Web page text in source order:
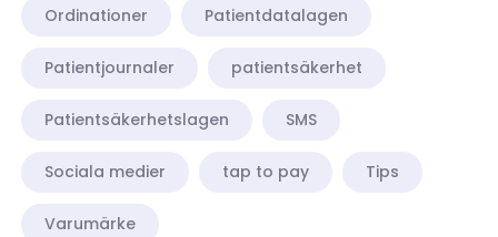
Ordinationer Patientdatalagen
Patientjournaler patientsäkerhet
Patientsäkerhetslagen SMS
Sociala medier tap to pay Tips
Varumärke